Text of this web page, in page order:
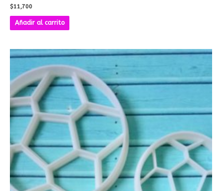
$11,700
Añadir al carrito